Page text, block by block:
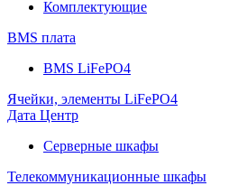
Комплектующие
BMS плата
BMS LiFePO4
Ячейки, элементы LiFePO4
Дата Центр
Серверные шкафы
Телекоммуникационные шкафы